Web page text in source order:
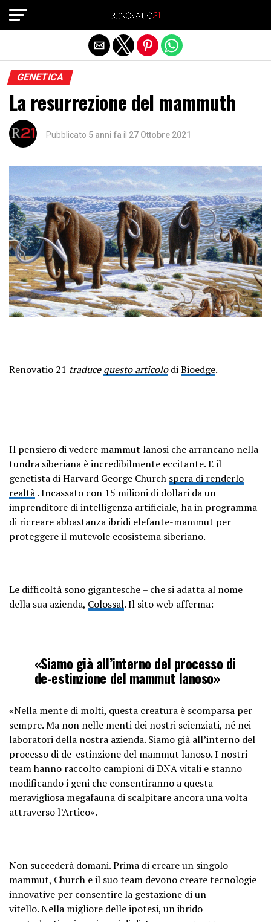
GENETICA
La resurrezione del mammuth
Pubblicato 5 anni fa il 27 Ottobre 2021
Renovatio 21 traducequesto articolodiBioedge.
Il pensiero di vedere mammut lanosi che arrancano nella
tundra siberiana è incredibilmente eccitante. E il
genetista di Harvard George Church spera di renderlo
realtà. Incassato con 15 milioni di dollari da un
imprenditore di intelligenza artificiale, ha in programma
di ricreare abbastanza ibridi elefante-mammut per
proteggere il mutevole ecosistema siberiano.
Le difficoltà sono gigantesche – che si adatta al nome
della sua azienda, Colossal. Il sito web afferma:
«Siamo già all’interno del processo di
de-estinzione del mammut lanoso»
«Nella mente di molti, questa creatura è scomparsa per
sempre. Ma non nelle menti dei nostri scienziati, né nei
laboratori della nostra azienda. Siamo già all’interno del
processo di de-estinzione del mammut lanoso. I nostri
team hanno raccolto campioni di DNA vitali e stanno
modificando i geni che consentiranno a questa
meravigliosa megafauna di scalpitare ancora una volta
attraverso l’Artico».
Non succederà domani. Prima di creare un singolo
mammut, Church e il suo team devono creare tecnologie
innovative per consentire la gestazione di un
vitello. Nella migliore delle ipotesi, un ibrido
Exit mobile version